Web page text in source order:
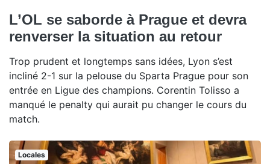
L’OL se saborde à Prague et devra
renverser la situation au retour
Trop prudent et longtemps sans idées, Lyon s’est
incliné 2-1 sur la pelouse du Sparta Prague pour son
entrée en Ligue des champions. Corentin Tolisso a
manqué le penalty qui aurait pu changer le cours du
match.
Locales